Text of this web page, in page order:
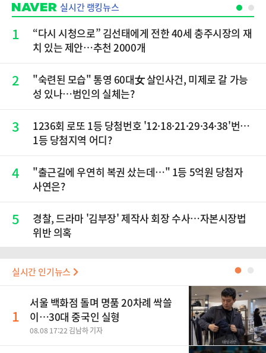
실시간 랭킹뉴스
1
“다시 시청으로” 김선태에게 전한 40세 충주시장의 재
치 있는 제안…추천 2000개
2
"숙련된 모습" 통영 60대女 살인사건, 미제로 갈 가능
성 있나…범인의 실체는?
3
1236회 로또 1등 당첨번호 '12·18·21·29·34·38'번…
1등 당첨지역 어디?
4
"출근길에 우연히 복권 샀는데…" 1등 5억원 당첨자
사연은?
5
경찰, 드라마 '김부장' 제작사 회장 수사…자본시장법
위반 의혹
실시간 인기뉴스 ●
1
서울 백화점 돌며 명품 20차례 싹쓸
이…30대 중국인 실형
08.08 17:22 김남하 기자